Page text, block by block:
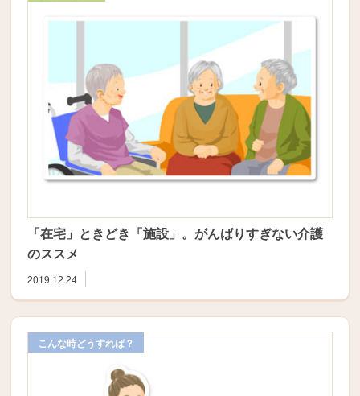
「在宅」ときどき「施設」。がんばりすぎない介護
のススメ
2019.12.24
こんな時どうすれば？